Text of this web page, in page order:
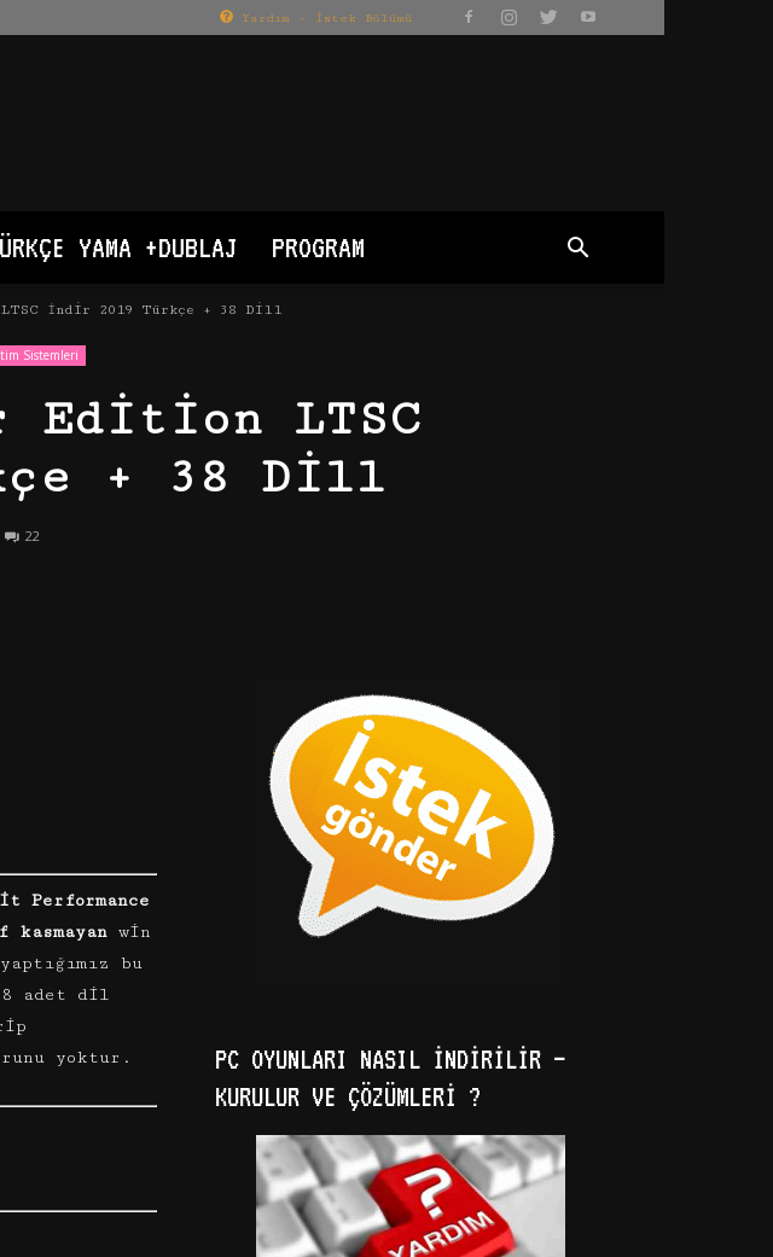
Yardım – İstek Bölümü
YAMA +DUBLAJ PROGRAM
LTSC İndir 2019 Türkçe + 38 Dill
Sistemleri
Edition LTSC
+ 38 Dill
22
Performance
win
bu
adet dil
yoktur.
PC OYUNLARI NASIL İNDIRILIR –
KURULUR VE ÇÖZÜMLERI ?